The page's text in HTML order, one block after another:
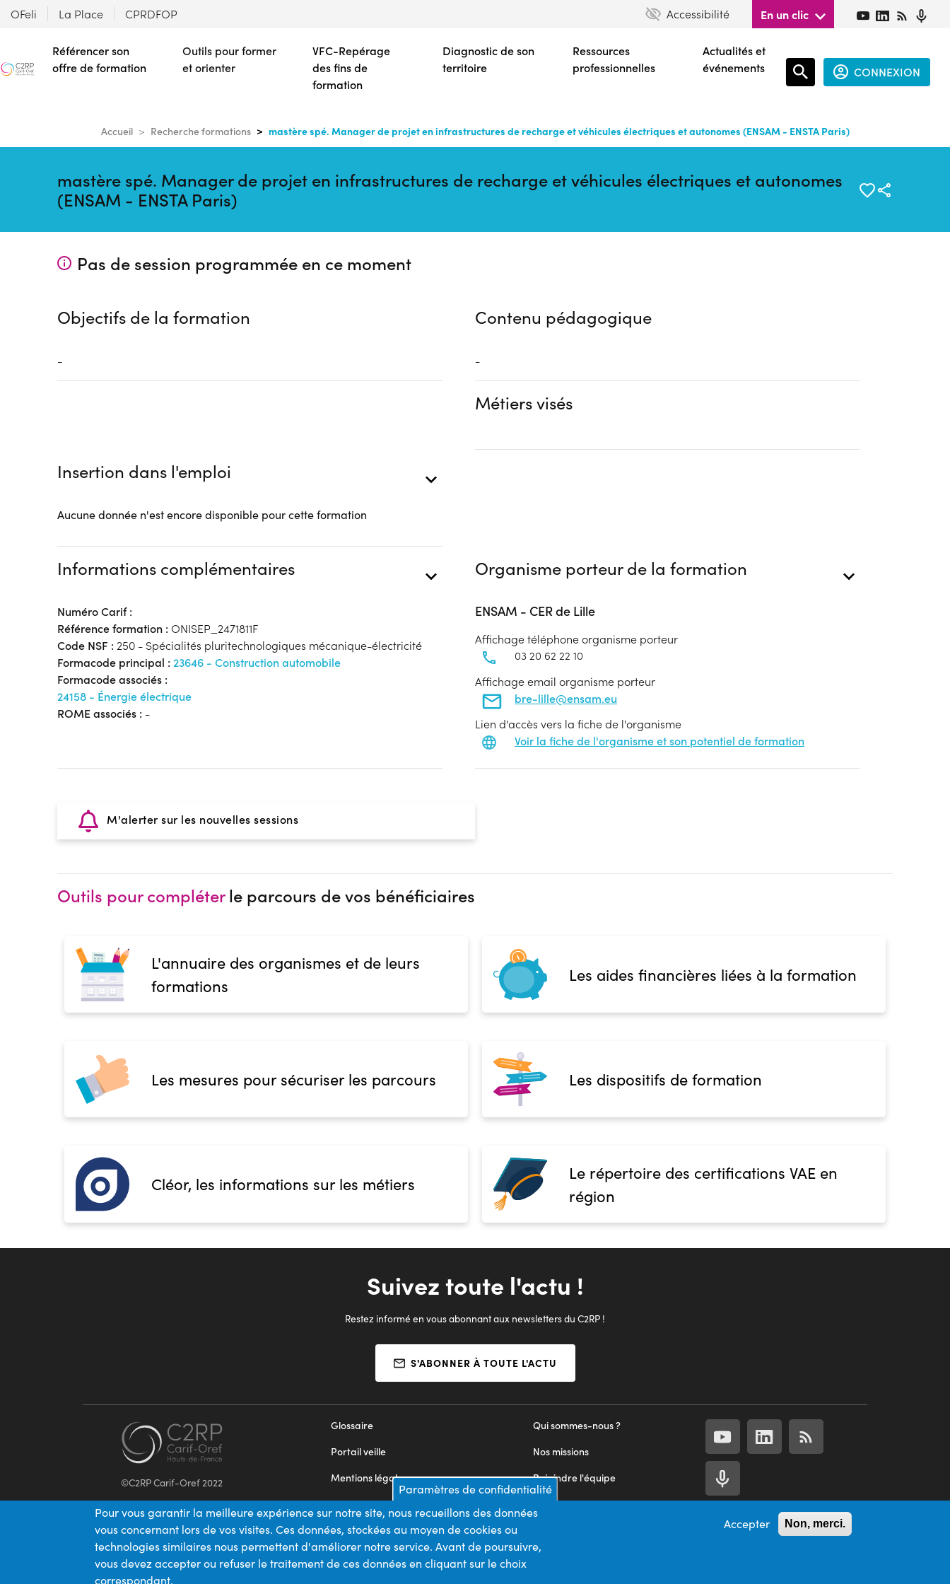
contenu
principal
OFeli La Place CPRDFOP Accessibilité En un clic
Référencer son
offre de formation
Outils pour former
et orienter
VFC-Repérage
des fins de
formation
Diagnostic de son
territoire
Ressources
professionnelles
Actualités et
événements
CONNEXION
guest
Accueil Recherche formations mastère spé. Manager de projet en infrastructures de recharge et véhicules électriques et autonomes (ENSAM - ENSTA Paris)
mastère spé. Manager de projet en infrastructures de recharge et véhicules électriques et autonomes
(ENSAM - ENSTA Paris)
Pas de session programmée en ce moment
Objectifs de la formation
-
Contenu pédagogique
-
Métiers visés
Insertion dans l'emploi
Aucune donnée n'est encore disponible pour cette formation
Informations complémentaires
Numéro Carif :
Référence formation : ONISEP_2471811F
Code NSF : 250 - Spécialités pluritechnologiques mécanique-électricité
Formacode principal : 23646 - Construction automobile
Formacode associés :
24158 - Énergie électrique
ROME associés : -
Organisme porteur de la formation
ENSAM - CER de Lille
Affichage téléphone organisme porteur
03 20 62 22 10
Affichage email organisme porteur
bre-lille@ensam.eu
Lien d'accès vers la fiche de l'organisme
Voir la fiche de l'organisme et son potentiel de formation
M'alerter sur les nouvelles sessions
Outils pour compléterle parcours de vos bénéficiaires
L'annuaire des organismes et de leurs
formations
Les aides financières liées à la formation
Les mesures pour sécuriser les parcours Les dispositifs de formation
Cléor, les informations sur les métiers
Le répertoire des certifications VAE en
région
Suivez toute l'actu !
Restez informé en vous abonnant aux newsletters du C2RP !
S'ABONNER À TOUTE L'ACTU
©C2RP Carif-Oref 2022
Qui sommes-nous ?
Nos missions
Rejoindre l'équipe
Nous contacter
Glossaire
Portail veille
Mentions légales
Appels d'offres
Plan du site
Paramètres de confidentialité
Pour vous garantir la meilleure expérience sur notre site, nous recueillons des données
vous concernant lors de vos visites. Ces données, stockées au moyen de cookies ou
technologies similaires nous permettent d'améliorer notre service. Avant de poursuivre,
vous devez accepter ou refuser le traitement de ces données en cliquant sur le choix
correspondant.
Accepter Non, merci.